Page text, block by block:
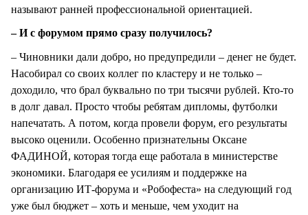
называют ранней профессиональной ориентацией.
– И с форумом прямо сразу получилось?
– Чиновники дали добро, но предупредили – денег не будет.
Насобирал со своих коллег по кластеру и не только –
доходило, что брал буквально по три тысячи рублей. Кто-то
в долг давал. Просто чтобы ребятам дипломы, футболки
напечатать. А потом, когда провели форум, его результаты
высоко оценили. Особенно признательны Оксане
ФАДИНОЙ, которая тогда еще работала в министерстве
экономики. Благодаря ее усилиям и поддержке на
организацию ИТ-форума и «Робофеста» на следующий год
уже был бюджет – хоть и меньше, чем уходит на